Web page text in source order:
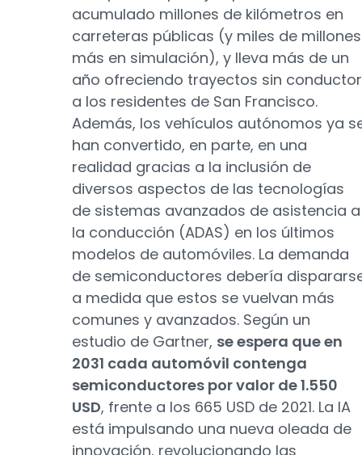
acumulado millones de kilómetros en
carreteras públicas (y miles de millones
más en simulación), y lleva más de un
año ofreciendo trayectos sin conductor
a los residentes de San Francisco.
Además, los vehículos autónomos ya
han convertido, en parte, en una
realidad gracias a la inclusión de
diversos aspectos de las tecnologías
de sistemas avanzados de asistencia a
la conducción (ADAS) en los últimos
modelos de automóviles. La demanda
de semiconductores debería
a medida que estos se vuelvan más
comunes y avanzados. Según un
estudio de Gartner, se espera que en
2031 cada automóvil contenga
semiconductores por valor de 1.550
USD, frente a los 665 USD de 2021. La IA
está impulsando una nueva oleada de
innovación, revolucionando las